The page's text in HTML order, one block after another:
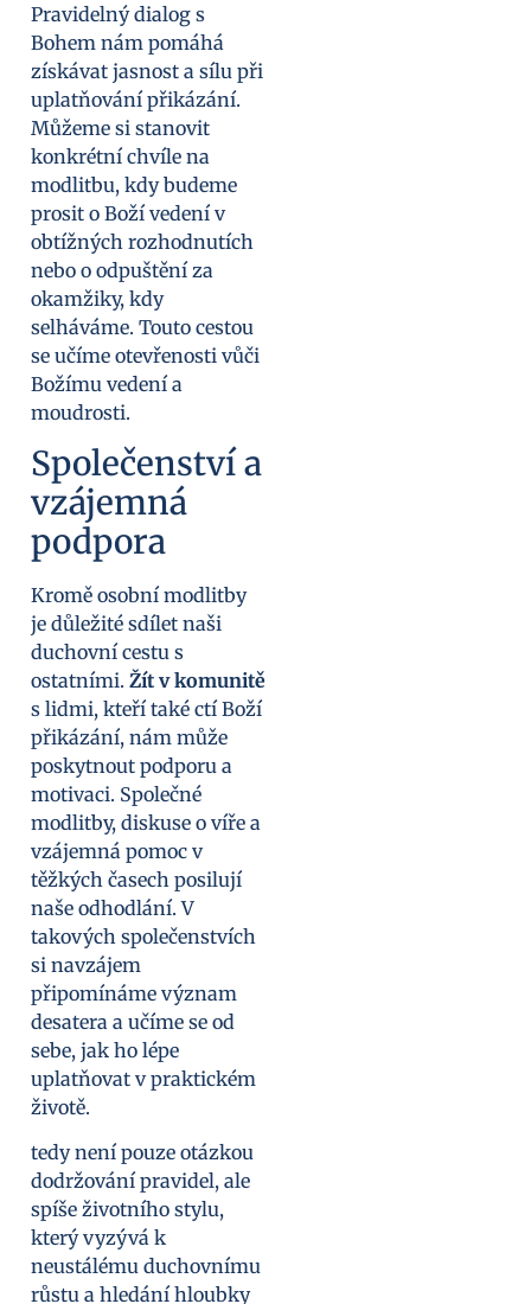
Pravidelný dialog s
Bohem nám pomáhá
získávat jasnost a sílu při
uplatňování přikázání.
Můžeme si stanovit
konkrétní chvíle na
modlitbu, kdy budeme
prosit o Boží vedení v
obtížných rozhodnutích
nebo o odpuštění za
okamžiky, kdy
selháváme. Touto cestou
se učíme otevřenosti vůči
Božímu vedení a
moudrosti.
Společenství a
vzájemná
podpora
Kromě osobní modlitby
je důležité sdílet naši
duchovní cestu s
ostatními. Žít v komunitě
s lidmi, kteří také ctí Boží
přikázání, nám může
poskytnout podporu a
motivaci. Společné
modlitby, diskuse o víře a
vzájemná pomoc v
těžkých časech posilují
naše odhodlání. V
takových společenstvích
si navzájem
připomínáme význam
desatera a učíme se od
sebe, jak ho lépe
uplatňovat v praktickém
životě.
tedy není pouze otázkou
dodržování pravidel, ale
spíše životního stylu,
který vyzývá k
neustálému duchovnímu
růstu a hledání hloubky